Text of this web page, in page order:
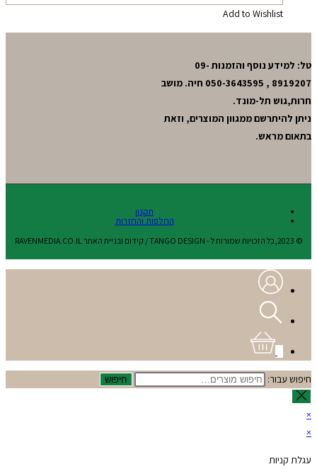
Add to Wishlist
טל: למידע נוסף והזמנות 09-
8919207 , 050-3643595 חיה. מושב
חרות,גוש תל-מונד.
ניתן להיתרשם ממגוון המוצרים, וזאת
בתאום מראש.
תקנון
החלפות והחזרות
© 2023,כל הזכויות שמורות ל - TANGO DESIGN / קידום ובניית האתר RAVENMEDIA.CO.IL
חיפוש עבור: חיפוש
×
×
עגלת קניות